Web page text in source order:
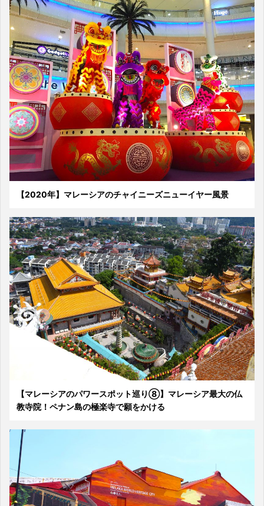
【2020年】マレーシアのチャイニーズニューイヤー風景
【マレーシアのパワースポット巡り⑧】マレーシア最大の仏
教寺院！ペナン島の極楽寺で願をかける